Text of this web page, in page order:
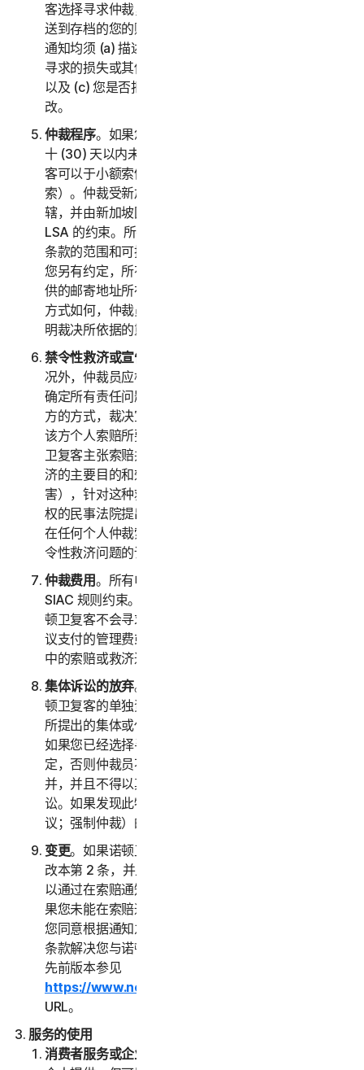
客选择寻求仲裁，它会通过挂号信件将书面索赔通知寄
送到存档的您的账单地址。您或诺顿卫复客寄送的索赔
通知均须 (a) 描述索赔或争议的性质和依据；(b) 阐述
寻求的损失或其他救济的具体金额（以下称“
以及 (c) 您是否拒绝诺顿卫复客对此条的任何后续修
改。
仲裁程序。如果您和诺顿卫复客在收到索赔通知的三
十 (30) 天以内未就解决索赔达成协议，您或诺顿卫复
客可以于小额索偿法庭启动仲裁程序（或者向其提交申
索）。仲裁受新加坡国际仲裁中心规则“SIAC 规则”管
辖，并由新加坡国际仲裁中心负责管理。仲裁员受本
LSA 的约束。所有问题均由仲裁员决定，包括此仲裁
条款的范围和可执行性相关的问题。除非诺顿卫复客和
您另有约定，所有仲裁听证会均将在您索赔通知中所提
供的邮寄地址所在的国家/地区进行。不管执行仲裁的
方式如何，仲裁员都应当给出合理的书面决定，充分说
明裁决所依据的重要发现及结论。
禁令性救济或宣告性救济
况外，仲裁员应根据您或诺顿卫复客提出的任何索赔来
确定所有责任问题，仲裁员应仅以有利于寻求救济的一
方的方式，裁决宣告性救济或禁令性救济，并且仅限于
该方个人索赔所要求提供的救济范围内。如果您或诺顿
卫复客主张索赔并寻求公共禁令性救济（即：禁令性救
济的主要目的和效果是禁止非法行为未来对公众造成伤
害），针对这种救济的权利和程度，必须在有司法管辖
权的民事法院提出诉讼，而不是在仲裁中。双方同意，
在任何个人仲裁索赔的结果出来前，应中断任何公共禁
令性救济问题的诉讼。
仲裁费用。所有申请费、管理费和仲裁员费的支付均受
SIAC 规则约束。您必须支付 SIAC 的初始申请费。诺
顿卫复客不会寻求退还我们负责按照 SIAC 规则或本协
议支付的管理费或仲裁费，除非仲裁员发现您仲裁请求
中的索赔或救济过于轻率或基于不正当的目的。
集体诉讼的放弃。您和诺顿卫复客同意一方仅以您或诺
顿卫复客的单独资质对另一方提出索赔，而不作为任何
所提出的集体或代表诉讼中的原告或集体成员。此外，
如果您已经选择寻求仲裁，除非您和诺顿卫复客另有约
定，否则仲裁员不得将多人的索赔与您的索赔进行合
并，并且不得以其他方式主持任何形式的代表或集体诉
讼。如果发现此特定条款无法执行，则本第 2 条（争
议；强制仲裁）的全部内容无效。
变更。如果诺顿卫复客在您首次接受本 LSA 之日后修
改本第 2 条，并且您并未明确同意此类变更，则您可
以通过在索赔通知中指明的方式拒绝任何此类变更。如
果您未能在索赔通知中拒绝对本第 2 条的任何变更，
您同意根据通知之日现行有效的本“争议解决”部分下的
条款解决您与诺顿卫复客之间的任何索赔。本 LSA 的
先前版本参见
https://www.nortonlifelock.com/legal/
URL。
服务的使用
消费者服务或企业服务